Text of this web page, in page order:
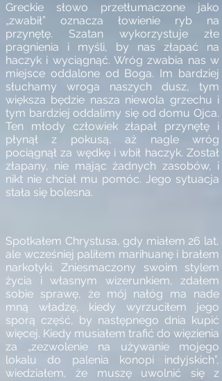
Greckie słowo przetłumaczone jako
„zwabił” oznacza łowienie ryb na
przynętę. Szatan wykorzystuje złe
pragnienia i myśli, by nas złapać na
haczyk i wyciągnąć. Wróg zwabia nas w
miejsce oddalone od Boga. Im bardziej
słuchamy wroga naszych dusz, tym
większa będzie nasza niewola grzechu i
tym bardziej oddalimy się od domu Ojca.
Ten młody człowiek złapał przynętę i
płynął z pokusą, aż nagle wróg
pociągnął za wędkę i wbił haczyk. Został
złapany, nie mając żadnych zasobów, i
nikt nie chciał mu pomóc. Jego sytuacja
stała się bolesna.
Spotkałem Chrystusa, gdy miałem 26 lat,
ale wcześniej paliłem marihuanę i brałem
narkotyki. Zniesmaczony swoim stylem
życia i własnym wizerunkiem, zdałem
sobie sprawę, że mój nałóg ma nade
mną władzę, kiedy wyrzuciłem jego
sporą część, by następnego dnia kupić
więcej. Kiedy musiałem trafić do więzienia
za „zezwolenie na używanie mojego
lokalu do palenia konopi indyjskich”,
wiedziałem, że muszę uwolnić się z